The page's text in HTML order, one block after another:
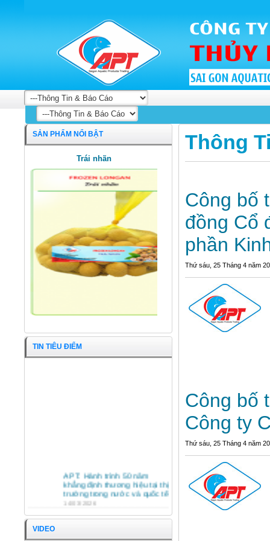
Thông
Công bố
đồng Cổ
phần
Thứ sáu, 25 Tháng 4 năm
Công bố
Công ty
Thứ sáu, 25 Tháng 4 năm
SẢN PHẨM NỔI BẬT
Trái nhãn
TIN TIÊU ĐIỂM
APT: Hành trình 50 năm
khẳng định thương hiệu tại thị
trường trong nước và quốc tế
14/03/2026
HỘI NGHỊ TỔNG KẾT HOẠT
VIDEO